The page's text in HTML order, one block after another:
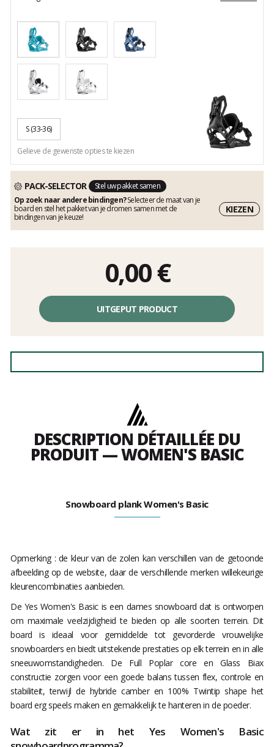
S(33-36)
Gelieve de gewenste opties te kiezen
PACK-SELECTOR
Stel uw pakket samen
Op zoek naar andere bindingen?Selecteer de maat van je
board en stel het pakket van je dromen samen met de
bindingen van je keuze!
KIEZEN
0,00€
UITGEPUT PRODUCT
DESCRIPTION DÉTAILLÉE DU
PRODUIT — WOMEN'S BASIC
Snowboard plank Women's Basic
Opmerking : de kleur van de zolen kan verschillen van de getoonde
afbeelding op de website, daar de verschillende merken willekeurige
kleurencombinaties aanbieden.
De Yes Women's Basic is een dames snowboard dat is ontworpen
om maximale veelzijdigheid te bieden op alle soorten terrein. Dit
board is ideaal voor gemiddelde tot gevorderde vrouwelijke
snowboarders en biedt uitstekende prestaties op elk terrein en in alle
sneeuwomstandigheden. De Full Poplar core en Glass Biax
constructie zorgen voor een goede balans tussen flex, controle en
stabiliteit, terwijl de hybride camber en 100% Twintip shape het
board erg speels maken en gemakkelijk te hanteren in de poeder.
Wat zit er in het Yes Women's Basic